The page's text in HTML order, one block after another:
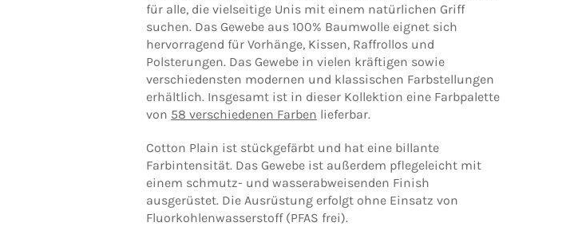
für alle, die vielseitige Unis mit einem natürlichen Griff
suchen. Das Gewebe aus 100% Baumwolle eignet sich
hervorragend für Vorhänge, Kissen, Raffrollos und
Polsterungen. Das Gewebe in vielen kräftigen sowie
verschiedensten modernen und klassischen Farbstellungen
erhältlich. Insgesamt ist in dieser Kollektion eine Farbpalette
von 58 verschiedenen Farben lieferbar.
Cotton Plain ist stückgefärbt und hat eine billante
Farbintensität. Das Gewebe ist außerdem pflegeleicht mit
einem schmutz- und wasserabweisenden Finish
ausgerüstet. Die Ausrüstung erfolgt ohne Einsatz von
Fluorkohlenwasserstoff (PFAS frei).